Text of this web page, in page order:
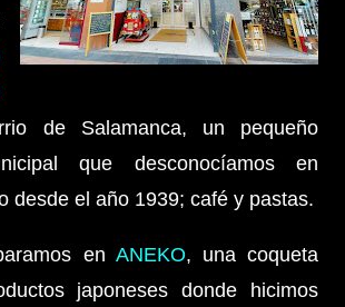
de Salamanca, un pequeño
que desconocíamos en
desde el año 1939; café y pastas.
en ANEKO, una coqueta
japoneses donde hicimos